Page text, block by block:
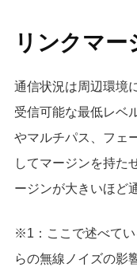
リンクマー
通信状況は周辺環境
受信可能な最低レベ
やマルチパス、フェ
してマージンを持た
ージンが大きいほど
※1：ここで述べて
らの無線ノイズの影